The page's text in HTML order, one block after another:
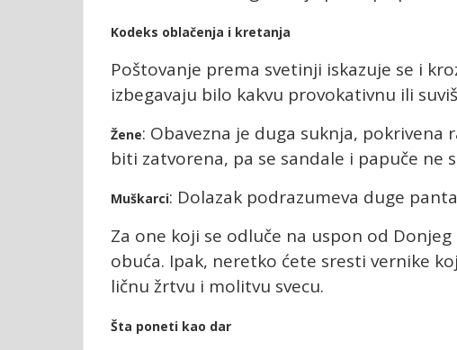
Kodeks oblačenja i kretanja
Poštovanje prema svetinji iskazuje se i
izbegavaju bilo kakvu provokativnu ili
Žene: Obavezna je duga suknja,
biti zatvorena, pa se sandale i papuče ne
Muškarci: Dolazak podrazumeva duge
Za one koji se odluče na uspon od
obuća. Ipak, neretko ćete sresti vernike
ličnu žrtvu i molitvu svecu.
Šta poneti kao dar